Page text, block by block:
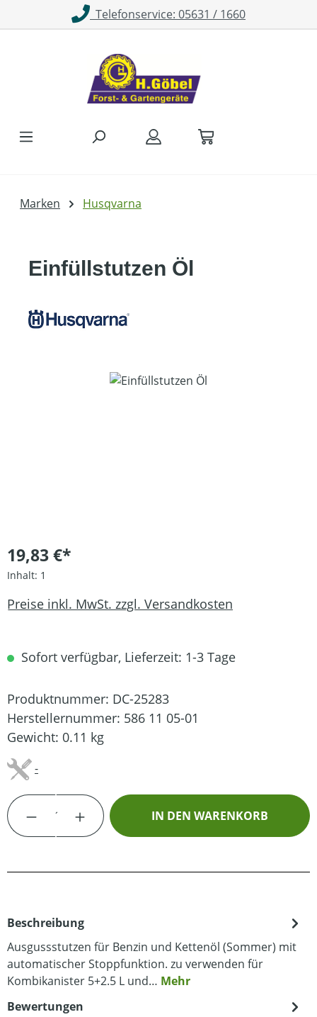
Zum Hauptinhalt springenTelefonservice: 05631 / 1660
Marken Husqvarna
Einfüllstutzen Öl
Bildergalerie überspringen
19,83 €*
Inhalt: 1
Preise inkl. MwSt. zzgl. Versandkosten
Sofort verfügbar, Lieferzeit: 1-3 Tage
Produktnummer: DC-25283
Herstellernummer: 586 11 05-01
Gewicht: 0.11 kg
-
Produkt Anzahl: Gib den gewünschten
IN DEN WARENKORB
Beschreibung
Ausgussstutzen für Benzin und Kettenöl (Sommer) mit
automatischer Stoppfunktion. zu verwenden für
Kombikanister 5+2.5 L und… Mehr
Bewertungen